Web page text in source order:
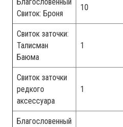
Свиток: Броня
10
Свиток заточки:
Талисман
Баюма
1
Свиток заточки
редкого
аксессуара
1
Благословенный